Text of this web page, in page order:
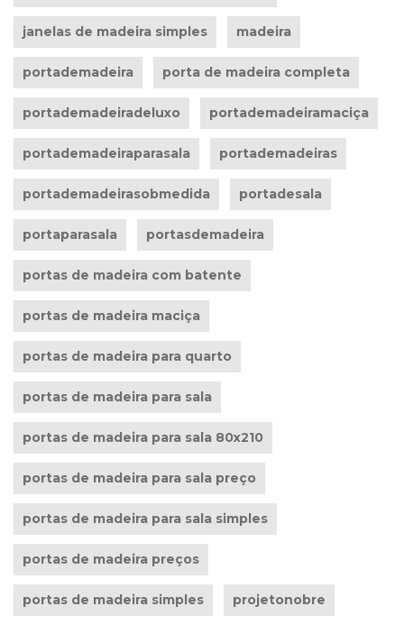
janelas de madeira simples madeira
portademadeira porta de madeira completa
portademadeiradeluxo portademadeiramaciça
portademadeiraparasala portademadeiras
portademadeirasobmedida portadesala
portaparasala portasdemadeira
portas de madeira com batente
portas de madeira maciça
portas de madeira para quarto
portas de madeira para sala
portas de madeira para sala 80x210
portas de madeira para sala preço
portas de madeira para sala simples
portas de madeira preços
portas de madeira simples projetonobre